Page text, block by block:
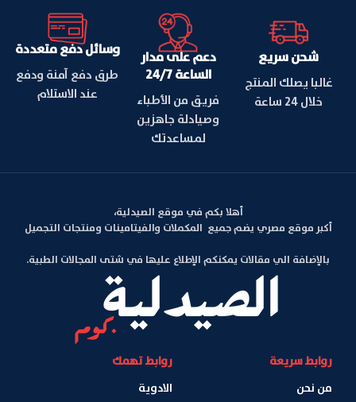
شحن سريع
غالبا يصلك المنتج
خلال 24 ساعة
دعم على مدار
الساعة 24/7
فريق من الأطباء
وصيادلة جاهزين
لمساعدتك
وسائل دفع متعددة
طرق دفع آمنة ودفع
عند الاستلام
أهلا بكم في موقع الصيدلية،
أكبر موقع مصري يضم جميع المكملات والفيتامينات ومنتجات التجميل
بالإضافة الي مقالات يمكنكم الإطلاع عليها في شتى المجالات الطبية.
روابط سريعة
من نحن
روابط تهمك
الادوية